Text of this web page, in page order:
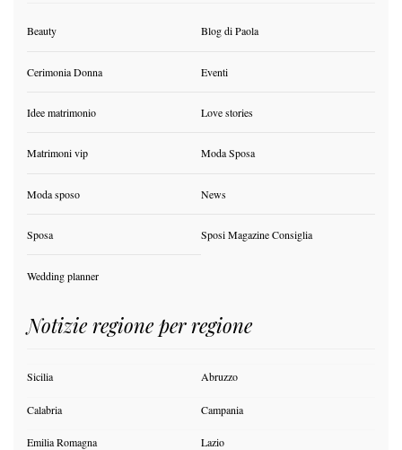
Beauty Blog di Paola
Cerimonia Donna Eventi
Idee matrimonio Love stories
Matrimoni vip Moda Sposa
Moda sposo News
Sposa Sposi Magazine Consiglia
Wedding planner
Notizie regione per regione
Sicilia Abruzzo
Calabria Campania
Emilia Romagna Lazio